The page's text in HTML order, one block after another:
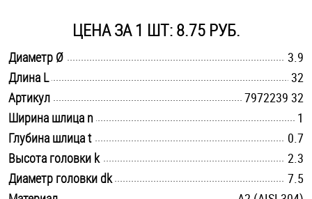
Стопорные кольца
Такелаж
Хомуты
Шайбы
Шпильки
ЦЕНА ЗА 1 ШТ: 8.75 РУБ.
Диаметр Ø
3.9
Длина L
32
Артикул
7972239 32
Ширина шлица n
1
Глубина шлица t
0.7
Высота головки k
2.3
Диаметр головки dk
7.5